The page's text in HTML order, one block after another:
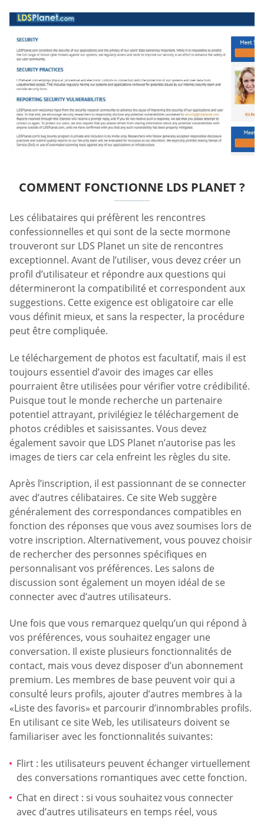
COMMENT FONCTIONNE LDS PLANET ?
Les célibataires qui préfèrent les rencontres
confessionnelles et qui sont de la secte mormone
trouveront sur LDS Planet un site de rencontres
exceptionnel. Avant de l’utiliser, vous devez créer un
profil d’utilisateur et répondre aux questions qui
détermineront la compatibilité et correspondent aux
suggestions. Cette exigence est obligatoire car elle
vous définit mieux, et sans la respecter, la procédure
peut être compliquée.
Le téléchargement de photos est facultatif, mais il est
toujours essentiel d’avoir des images car elles
pourraient être utilisées pour vérifier votre crédibilité.
Puisque tout le monde recherche un partenaire
potentiel attrayant, privilégiez le téléchargement de
photos crédibles et saisissantes. Vous devez
également savoir que LDS Planet n’autorise pas les
images de tiers car cela enfreint les règles du site.
Après l’inscription, il est passionnant de se connecter
avec d’autres célibataires. Ce site Web suggère
généralement des correspondances compatibles en
fonction des réponses que vous avez soumises lors de
votre inscription. Alternativement, vous pouvez choisir
de rechercher des personnes spécifiques en
personnalisant vos préférences. Les salons de
discussion sont également un moyen idéal de se
connecter avec d’autres utilisateurs.
Une fois que vous remarquez quelqu’un qui répond à
vos préférences, vous souhaitez engager une
conversation. Il existe plusieurs fonctionnalités de
contact, mais vous devez disposer d’un abonnement
premium. Les membres de base peuvent voir qui a
consulté leurs profils, ajouter d’autres membres à la
«Liste des favoris» et parcourir d’innombrables profils.
En utilisant ce site Web, les utilisateurs doivent se
familiariser avec les fonctionnalités suivantes:
Flirt : les utilisateurs peuvent échanger virtuellement
des conversations romantiques avec cette fonction.
Chat en direct : si vous souhaitez vous connecter
avec d’autres utilisateurs en temps réel, vous